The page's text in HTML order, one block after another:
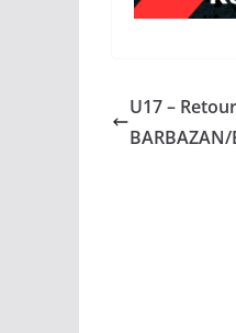
U17 –
BARBAZAN/